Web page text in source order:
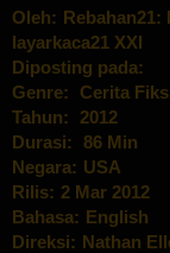
Oleh:
layarkaca21 XXI
Diposting pada:
Genre:
Cerita
Tahun:
2012
Durasi: 86 Min
Negara: USA
Rilis: 2 Mar 2012
Bahasa: English
Direksi: Nathan